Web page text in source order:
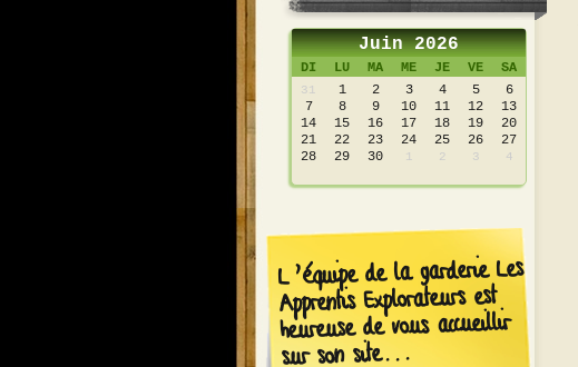
Juin 2026
DI LU MA ME JE VE SA
31 1 2 3 4 5
6
7
8 9 10 11 12
13
14
15 16 17 18 19
20
21
22 23 24 25 26
27
28
29 30 1 2 3 4
L’équipe de la garderie Les
Apprentis Explorateurs est
heureuse de vous accueillir
sur son site...